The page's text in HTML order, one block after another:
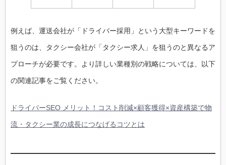
例えば、運送会社が「ドライバー採用」という大型キーワードを
狙うのは、タクシー会社が「タクシー求人」を狙うのと異なるア
プローチが必要です。より詳しい業種別の戦略については、以下
の関連記事をご覧ください。
ドライバーSEO メリット！コスト削減×顧客獲得×資産構築で物
流・タクシー業の成長につなげるコツとは